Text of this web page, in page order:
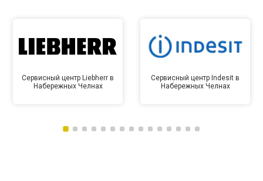
Сервисный центр Liebherr в
Набережных Челнах
Сервисный центр Indesit в
Набережных Челнах